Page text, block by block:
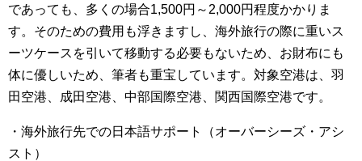
であっても、多くの場合1,500円～2,000円程度かかりま
す。そのための費用も浮きますし、海外旅行の際に重いス
ーツケースを引いて移動する必要もないため、お財布にも
体に優しいため、筆者も重宝しています。対象空港は、羽
田空港、成田空港、中部国際空港、関西国際空港です。
・海外旅行先での日本語サポート（オーバーシーズ・アシ
スト）